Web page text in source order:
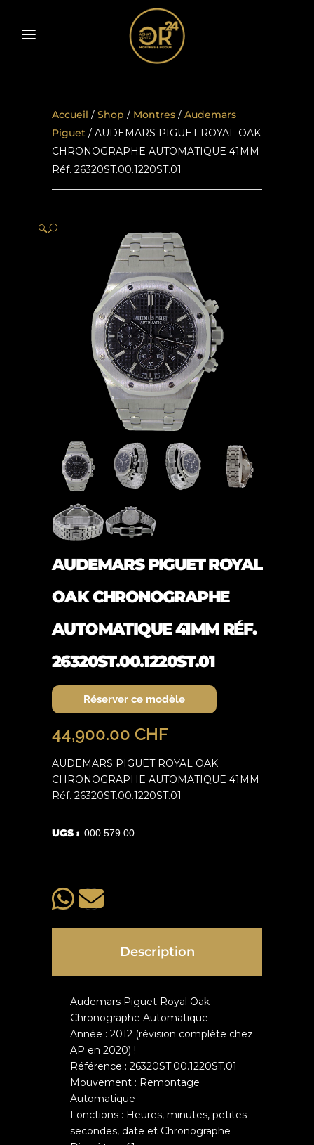
Accueil / Shop / Montres / Audemars
Piguet / AUDEMARS PIGUET ROYAL OAK
CHRONOGRAPHE AUTOMATIQUE 41MM
Réf. 26320ST.00.1220ST.01
🔍
AUDEMARS PIGUET ROYAL
OAK CHRONOGRAPHE
AUTOMATIQUE 41MM RÉF.
26320ST.00.1220ST.01
Réserver ce modèle
44,900.00 CHF
AUDEMARS PIGUET ROYAL OAK
CHRONOGRAPHE AUTOMATIQUE 41MM
Réf. 26320ST.00.1220ST.01
UGS : 000.579.00
Description
Audemars Piguet Royal Oak
Chronographe Automatique
Année : 2012 (révision complète chez
AP en 2020) !
Référence : 26320ST.00.1220ST.01
Mouvement : Remontage
Automatique
Fonctions : Heures, minutes, petites
secondes, date et Chronographe